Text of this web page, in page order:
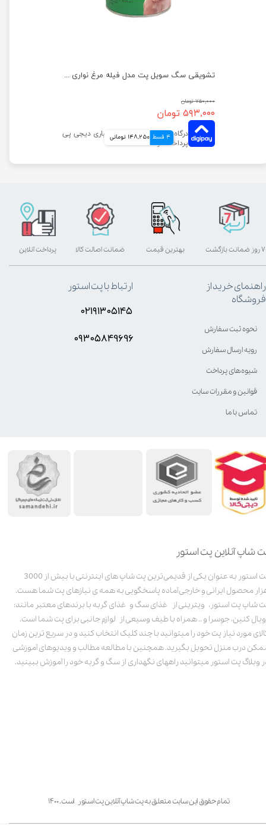
تشویقی سگ سویل پت مدل فیله مرغ نواری تعداد 10 عددی
۷۵۰,۰۰۰ تومان
۵۹۳,۰۰۰ تومان
4 قسط 148,250 تومانی
شاپ آنلاین پت استور
پت استور به عنوان یکی از قدیمی‌ترین پت شاپ های اینترنتی با بیش از 3000
محصول ایرانی و خارجی آماده پاسخگویی به همه ی نیازهای پت شما هست.
شاپ پت استور، ویترینی از غذای سگ و غذای گربه با برندهای معتبر مانند:
کنین، جوسرا و .. همراه با طیف وسیعی از لوازم جانبی برای پت شما است.
مورد نیاز پت خود را میتوانید با چند کلیک انتخاب کنید و در سریع ترین زمان
درب منزل تحویل بگیرید. همچنین با مطالعه مطالب و ویدیوهای آموزشی
وبلاگ پت استور میتوانید راههای نگهداری از سگ و گربه خود را آموزش ببینید.
تمام حقوق این سایت متعلق به پت شاپ آنلاین پت استور است. ۱۴۰۰
بهترین قیمت پرداخت آنلاین ۷ روز ضمانت بازگشت ضمانت اصالت کالا
راهنمای خرید از
فروشگاه
نحوه ثبت سفارش
رویه ارسال سفارش
شیوه‌های پرداخت
قوانین و مقررات سایت
تماس با ما
ارتباط با پت استور
۰۲۱۹۱۳۰۵۱۴۵
۰۹۳۰۵8۴9696